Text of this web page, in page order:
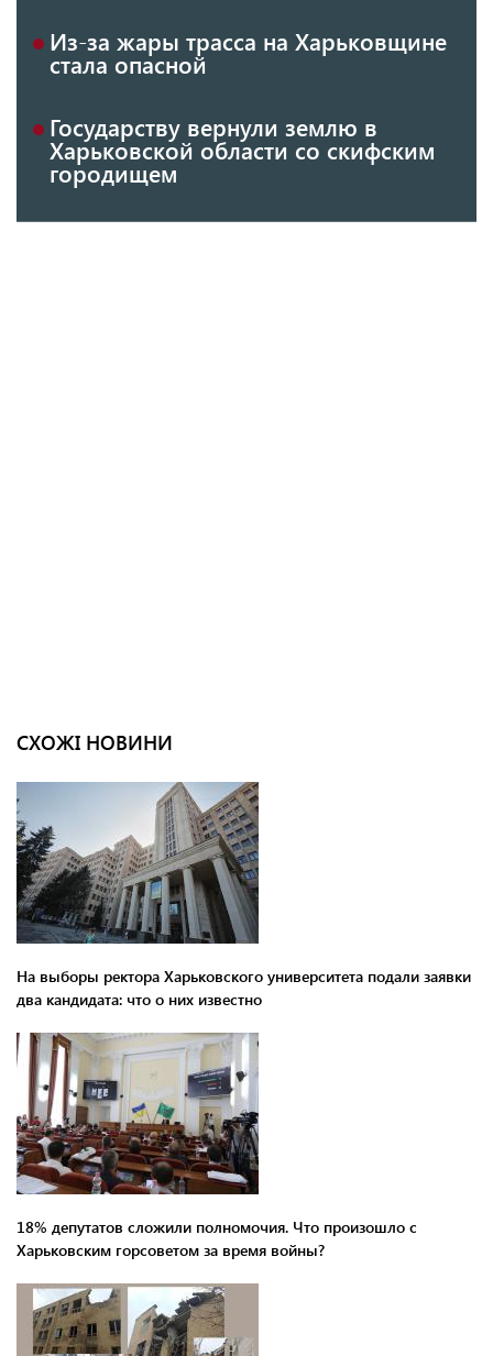
Из-за жары трасса на Харьковщине
стала опасной
Государству вернули землю в
Харьковской области со скифским
городищем
СХОЖІ НОВИНИ
На выборы ректора Харьковского университета подали заявки
два кандидата: что о них известно
18% депутатов сложили полномочия. Что произошло с
Харьковским горсоветом за время войны?